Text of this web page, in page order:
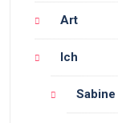
Art
Ich